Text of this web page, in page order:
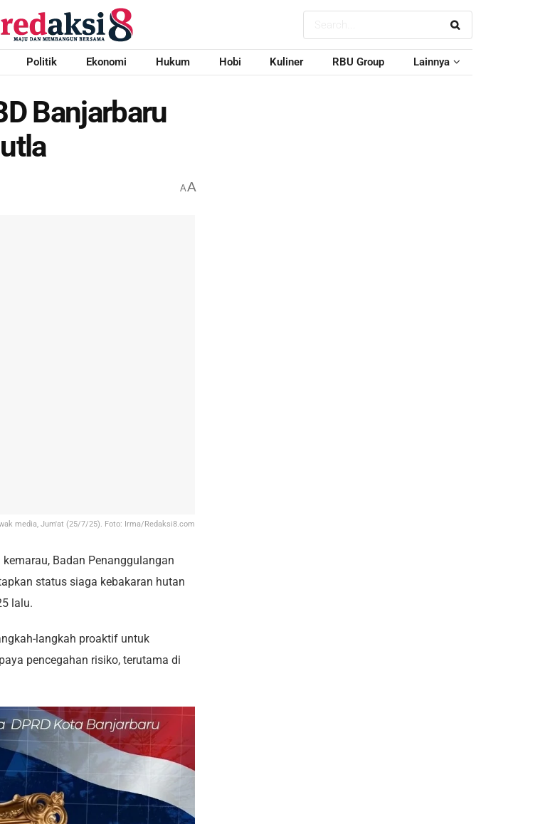
Politik Ekonomi Hukum Hobi Kuliner RBU Group Lainnya
Banjarbaru
AA
media, Jum'at (25/7/25). Foto: Irma/Redaksi8.com
Badan Penanggulangan
status siaga kebakaran hutan
lalu.
langkah proaktif untuk
pencegahan risiko, terutama di